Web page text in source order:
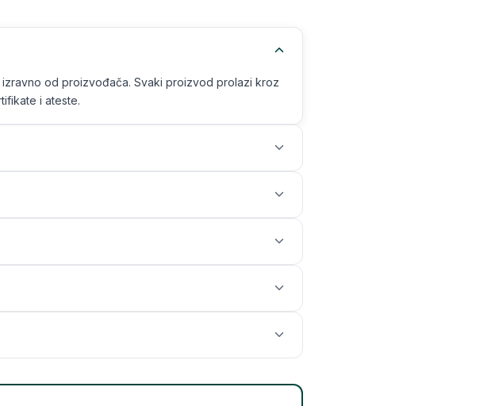
od proizvođača. Svaki proizvod prolazi kroz
i ateste.